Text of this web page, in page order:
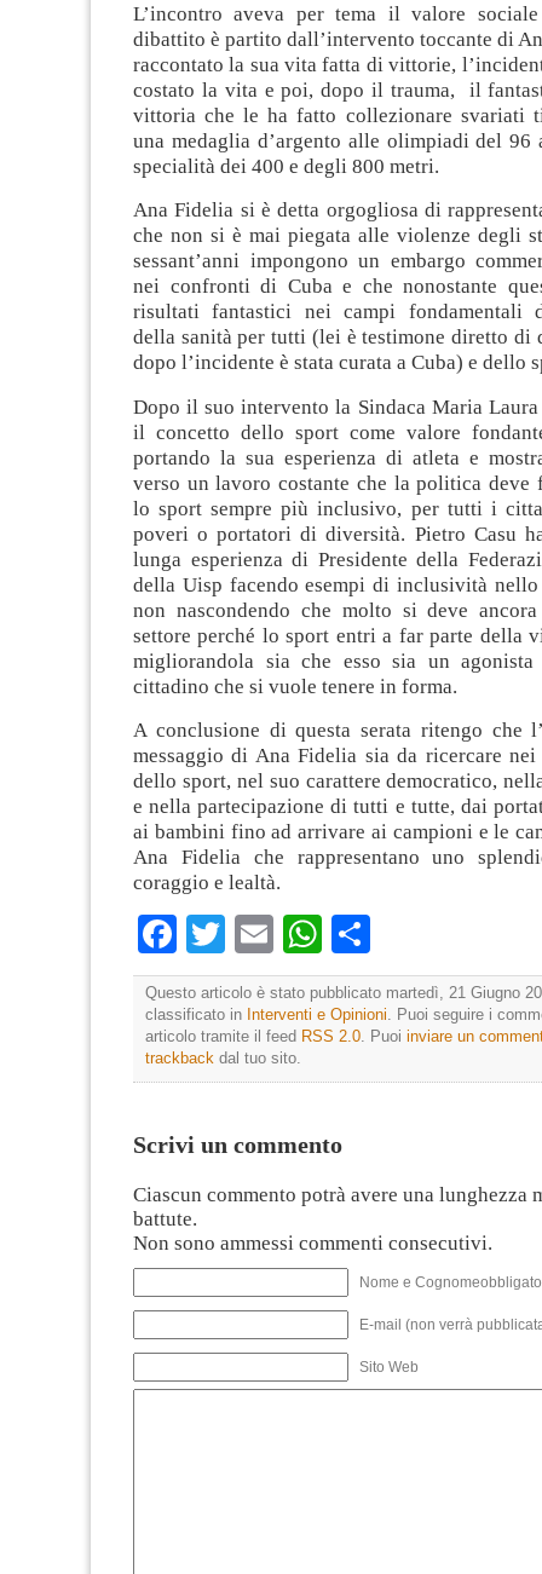
L’incontro aveva per tema il valore
dibattito è partito dall’intervento toccante di
raccontato la sua vita fatta di vittorie,
costato la vita e poi, dopo il trauma, il
vittoria che le ha fatto collezionare svariati
una medaglia d’argento alle olimpiadi del 96
specialità dei 400 e degli 800 metri.
Ana Fidelia si è detta orgogliosa di
che non si è mai piegata alle violenze degli
sessant’anni impongono un embargo
nei confronti di Cuba e che nonostante
risultati fantastici nei campi fondamentali
della sanità per tutti (lei è testimone diretto di
dopo l’incidente è stata curata a Cuba) e dello
Dopo il suo intervento la Sindaca Maria
il concetto dello sport come valore
portando la sua esperienza di atleta e
verso un lavoro costante che la politica deve
lo sport sempre più inclusivo, per tutti i
poveri o portatori di diversità. Pietro Casu
lunga esperienza di Presidente della
della Uisp facendo esempi di inclusività
non nascondendo che molto si deve
settore perché lo sport entri a far parte della
migliorandola sia che esso sia un
cittadino che si vuole tenere in forma.
A conclusione di questa serata ritengo che
messaggio di Ana Fidelia sia da ricercare
dello sport, nel suo carattere democratico,
e nella partecipazione di tutti e tutte, dai
ai bambini fino ad arrivare ai campioni e le
Ana Fidelia che rappresentano uno
coraggio e lealtà.
Facebook
TwitterEmailWhatsApp
Questo articolo è stato pubblicato martedì, 21 Giugno
classificato in Interventi e Opinioni. Puoi seguire i
articolo tramite il feed RSS 2.0. Puoi inviare un
trackback dal tuo sito.
Scrivi un commento
Ciascun commento potrà avere una lunghezza
battute.
Non sono ammessi commenti consecutivi.
Nome e
E-mail (non verrà
Sito Web